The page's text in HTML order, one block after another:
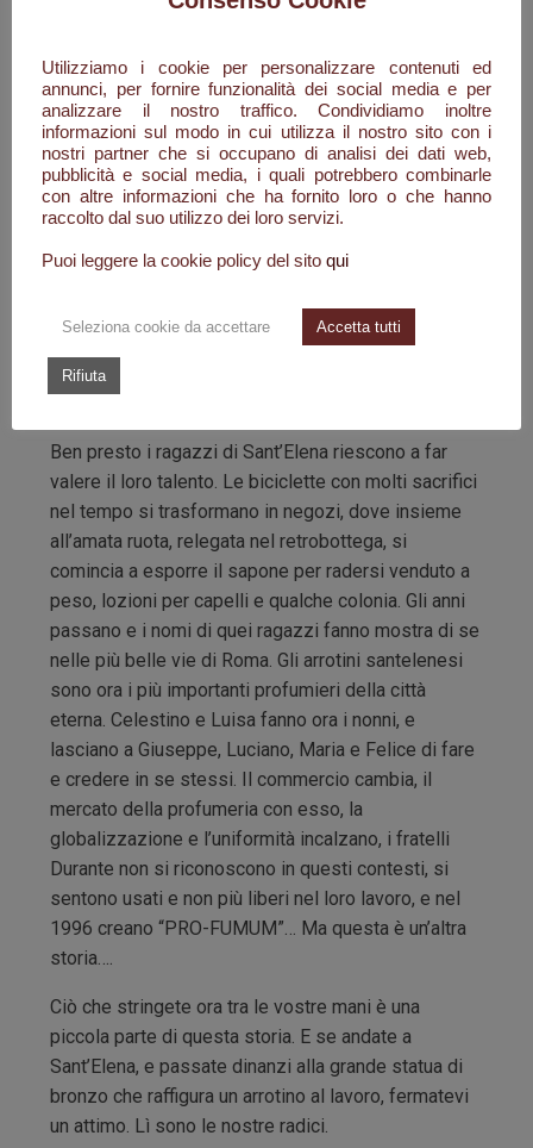
Il duro lavoro della terra e qualche capo di
economiche e di vita per la maggioranza della
comunità santelenese: ma molti di quei ragazzi
avevano una grande maestria sotto le loro mani, le
forbici, i coltelli e qualsiasi strumento da taglio e di
lama tornavano come nuovi. Celestino raccoglie le
poche cose che ha e con Luisa, divenuta sua
moglie, decidono di partire per Roma. Con lui
propri sogni, ciascuno di loro con una bicicletta
attrezzata alla bisogna, qualcuno più fortunato con
una lambretta, inizia a girare per lungo e per largo la
Ben presto i ragazzi di Sant’Elena riescono a far
valere il loro talento. Le biciclette con molti sacrifici
nel tempo si trasformano in negozi, dove insieme
all’amata ruota, relegata nel retrobottega, si
comincia a esporre il sapone per radersi venduto a
peso, lozioni per capelli e qualche colonia. Gli anni
passano e i nomi di quei ragazzi fanno mostra di se
nelle più belle vie di Roma. Gli arrotini santelenesi
sono ora i più importanti profumieri della città
eterna. Celestino e Luisa fanno ora i nonni, e
lasciano a Giuseppe, Luciano, Maria e Felice di fare
e credere in se stessi. Il commercio cambia, il
mercato della profumeria con esso, la
globalizzazione e l’uniformità incalzano, i fratelli
Durante non si riconoscono in questi contesti, si
sentono usati e non più liberi nel loro lavoro, e nel
1996 creano “PRO-FUMUM”… Ma questa è un’altra
storia….
Ciò che stringete ora tra le vostre mani è una
piccola parte di questa storia. E se andate a
Sant’Elena, e passate dinanzi alla grande statua di
bronzo che raffigura un arrotino al lavoro, fermatevi
un attimo. Lì sono le nostre radici.
Utilizziamo i cookie per personalizzare contenuti ed
annunci, per fornire funzionalità dei social media e per
analizzare il nostro traffico. Condividiamo inoltre
informazioni sul modo in cui utilizza il nostro sito con i
nostri partner che si occupano di analisi dei dati web,
pubblicità e social media, i quali potrebbero combinarle
con altre informazioni che ha fornito loro o che hanno
raccolto dal suo utilizzo dei loro servizi.
Puoi leggere la cookie policy del sito qui
Seleziona cookie da accettare Accetta tutti
Rifiuta